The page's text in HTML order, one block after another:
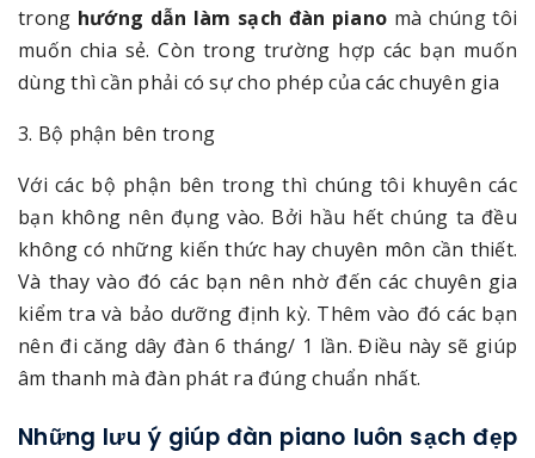
trong hướng dẫn làm sạch đàn piano mà chúng tôi
muốn chia sẻ. Còn trong trường hợp các bạn muốn
dùng thì cần phải có sự cho phép của các chuyên gia
3. Bộ phận bên trong
Với các bộ phận bên trong thì chúng tôi khuyên các
bạn không nên đụng vào. Bởi hầu hết chúng ta đều
không có những kiến thức hay chuyên môn cần thiết.
Và thay vào đó các bạn nên nhờ đến các chuyên gia
kiểm tra và bảo dưỡng định kỳ. Thêm vào đó các bạn
nên đi căng dây đàn 6 tháng/ 1 lần. Điều này sẽ giúp
âm thanh mà đàn phát ra đúng chuẩn nhất.
Những lưu ý giúp đàn piano luôn sạch đẹp